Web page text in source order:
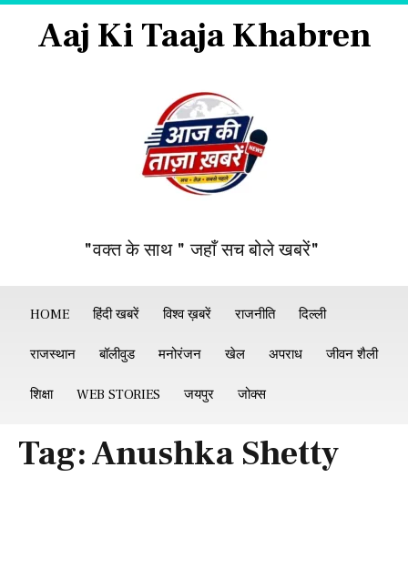
Aaj Ki Taaja Khabren
"वक्त के साथ " जहाँ सच बोले खबरें"
HOME हिंदी खबरें विश्व ख़बरें राजनीति दिल्ली
राजस्थान बॉलीवुड मनोरंजन खेल अपराध जीवन शैली
शिक्षा WEB STORIES जयपुर जोक्स
Tag:Anushka Shetty